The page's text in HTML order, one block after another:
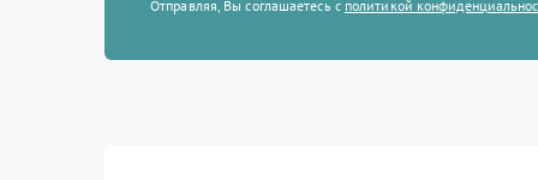
Отправляя, Вы соглашаетесь с политикой